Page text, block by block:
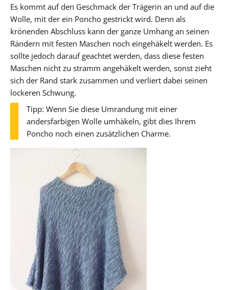
Es kommt auf den Geschmack der Trägerin an und auf die
Wolle, mit der ein Poncho gestrickt wird. Denn als
krönenden Abschluss kann der ganze Umhang an seinen
Rändern mit festen Maschen noch eingehäkelt werden. Es
sollte jedoch darauf geachtet werden, dass diese festen
Maschen nicht zu stramm angehäkelt werden, sonst zieht
sich der Rand stark zusammen und verliert dabei seinen
lockeren Schwung.
Tipp: Wenn Sie diese Umrandung mit einer
andersfarbigen Wolle umhäkeln, gibt dies Ihrem
Poncho noch einen zusätzlichen Charme.